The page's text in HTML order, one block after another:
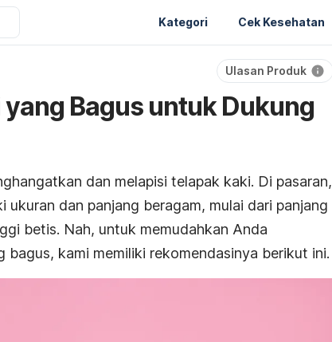
Kategori Cek Kesehatan
Ulasan Produk
Bagus untuk Dukung
dan melapisi telapak kaki. Di pasaran,
dan panjang beragam, mulai dari panjang
betis. Nah, untuk memudahkan Anda
bagus, kami memiliki rekomendasinya berikut ini.